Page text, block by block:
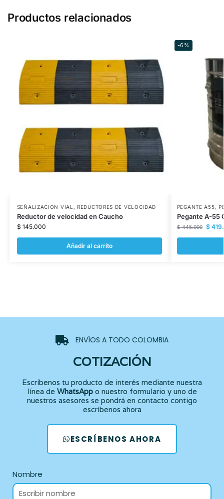
Productos relacionados
SEÑALIZACION VIAL , REDUCTORES DE VELOCIDAD
Reductor de velocidad en Caucho
$ 145.000
Añadir al carrito
-6%
PEGANTE A55,
Pegante A-55
$445.000 $
ENVÍOS A TODO COLOMBIA
COTIZACIÓN
Escríbenos tu producto de interés mediante nuestra
línea de WhatsAppo nuestro formulario y uno de
nuestros asesores se pondrá en contacto contigo
escríbenos ahora
ESCRÍBENOS AHORA
Nombre